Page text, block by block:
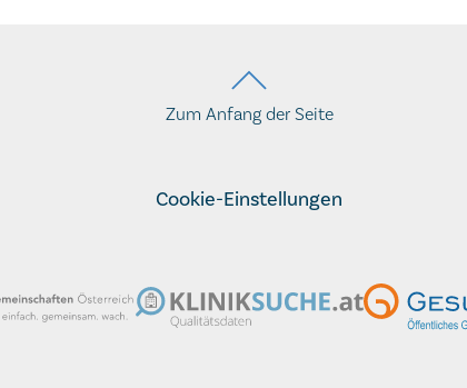
Zum Anfang der Seite
Cookie-Einstellungen